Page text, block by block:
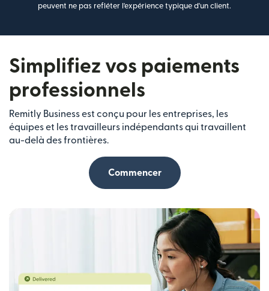
peuvent ne pas refléter l'expérience typique d'un client.
Simplifiez vos paiements
professionnels
Remitly Business est conçu pour les entreprises, les
équipes et les travailleurs indépendants qui travaillent
au-delà des frontières.
Commencer